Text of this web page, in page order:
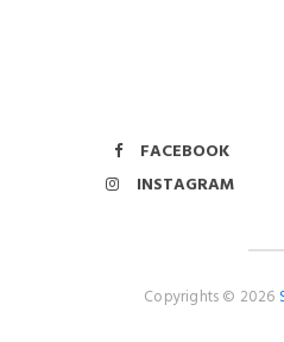
FACEBOOK
INSTAGRAM
Copyrights © 2026